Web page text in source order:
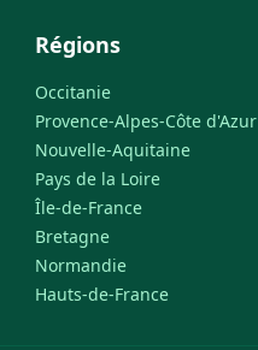
Régions
Occitanie
Provence-Alpes-Côte d'Azur
Nouvelle-Aquitaine
Pays de la Loire
Île-de-France
Bretagne
Normandie
Hauts-de-France